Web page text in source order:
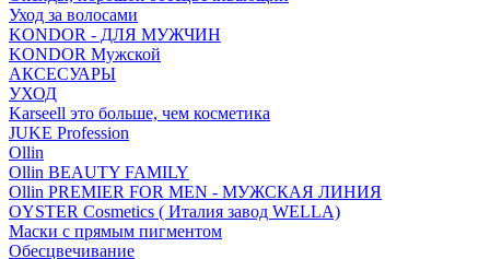
Уход за волосами
KONDOR - ДЛЯ МУЖЧИН
KONDOR Мужской
АКСЕСУАРЫ
УХОД
Karseell это больше, чем косметика
JUKE Profession
Ollin
Ollin BEAUTY FAMILY
Ollin PREMIER FOR MEN - МУЖСКАЯ ЛИНИЯ
OYSTER Cosmetics ( Италия завод WELLA)
Маски с прямым пигментом
Обесцвечивание